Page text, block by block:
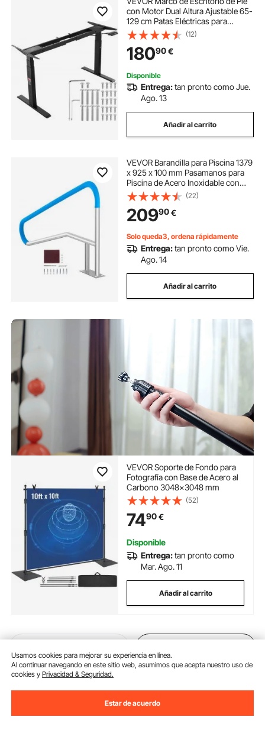
con Motor Dual Altura Ajustable 65-
129 cm Patas Eléctricas para
Escritorio Longitud de 110-178 cm
Base de Estación de Trabajo para
Hogar, Oficina, Solo Marco, Negro
(12)
18090€
Disponible
Entrega:tan pronto como Jue.
Ago. 13
Añadir al carrito
VEVOR Barandilla para Piscina 1379
x 925 x 100 mm Pasamanos para
Piscina de Acero Inoxidable con
Placa Base Barra de Seguridad
Antioxidante para Piscinas,
Interiores, Exteriores, Terrazas,
Spas
(22)
20990€
Solo queda3, ordena rápidamente
Entrega:tan pronto como Vie.
Ago. 14
Añadir al carrito
VEVOR Soporte de Fondo para
Fotografía con Base de Acero al
Carbono 3048x3048 mm
(52)
7490€
Disponible
Entrega:tan pronto como
Mar. Ago. 11
Añadir al carrito
También te puede interesar
Usamos cookies para mejorar su experiencia en línea.
Al continuar navegando en este sitio web, asumimos que acepta nuestro uso de
cookies yPrivacidad & Seguridad.
Estar de acuerdo